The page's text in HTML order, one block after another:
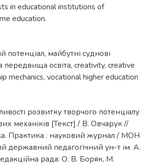
in educational institutions of
education.
потенціал, майбутні суднові
передвища освіта, creativity, creative
mechanics, vocational higher education
розвитку творчого потенціалу
механіків [Текст] / В. Овчарук //
Практика : науковий журнал / МОН
державний педагогічний ун-т ім. А.
рада: О. В. Боряк, М.